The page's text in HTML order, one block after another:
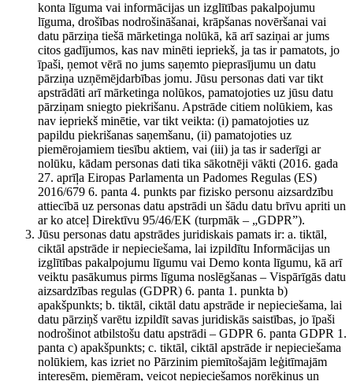
konta līguma vai informācijas un izglītības pakalpojumu
līguma, drošības nodrošināšanai, krāpšanas novēršanai vai
datu pārziņa tiešā mārketinga nolūkā, kā arī saziņai ar jums
citos gadījumos, kas nav minēti iepriekš, ja tas ir pamatots, jo
īpaši, ņemot vērā no jums saņemto pieprasījumu un datu
pārziņa uzņēmējdarbības jomu. Jūsu personas dati var tikt
apstrādāti arī mārketinga nolūkos, pamatojoties uz jūsu datu
pārziņam sniegto piekrišanu. Apstrāde citiem nolūkiem, kas
nav iepriekš minētie, var tikt veikta: (i) pamatojoties uz
papildu piekrišanas saņemšanu, (ii) pamatojoties uz
piemērojamiem tiesību aktiem, vai (iii) ja tas ir saderīgi ar
nolūku, kādam personas dati tika sākotnēji vākti (2016. gada
27. aprīļa Eiropas Parlamenta un Padomes Regulas (ES)
2016/679 6. panta 4. punkts par fizisko personu aizsardzību
attiecībā uz personas datu apstrādi un šādu datu brīvu apriti un
ar ko atceļ Direktīvu 95/46/EK (turpmāk – „GDPR”).
Jūsu personas datu apstrādes juridiskais pamats ir: a. tiktāl,
ciktāl apstrāde ir nepieciešama, lai izpildītu Informācijas un
izglītības pakalpojumu līgumu vai Demo konta līgumu, kā arī
veiktu pasākumus pirms līguma noslēgšanas – Vispārīgās datu
aizsardzības regulas (GDPR) 6. panta 1. punkta b)
apakšpunkts; b. tiktāl, ciktāl datu apstrāde ir nepieciešama, lai
datu pārziņš varētu izpildīt savas juridiskās saistības, jo īpaši
nodrošinot atbilstošu datu apstrādi – GDPR 6. panta GDPR 1.
panta c) apakšpunkts; c. tiktāl, ciktāl apstrāde ir nepieciešama
nolūkiem, kas izriet no Pārzinim piemītošajām leģitīmajām
interesēm, piemēram, veicot nepieciešamos norēķinus un